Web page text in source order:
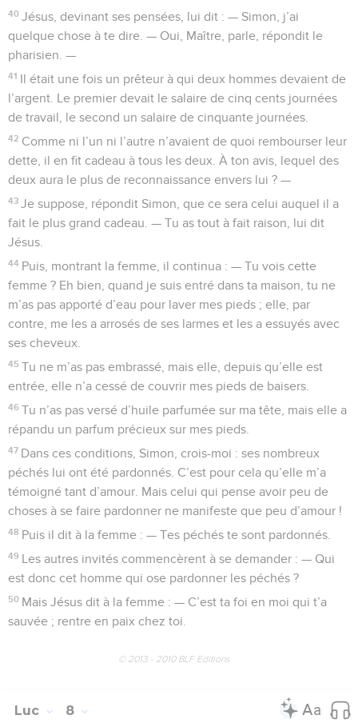
40 Jésus, devinant ses pensées, lui dit : — Simon, j’ai
quelque chose à te dire. — Oui, Maître, parle, répondit le
pharisien. —
41 Il était une fois un prêteur à qui deux hommes devaient de
l’argent. Le premier devait le salaire de cinq cents journées
de travail, le second un salaire de cinquante journées.
42 Comme ni l’un ni l’autre n’avaient de quoi rembourser leur
dette, il en fit cadeau à tous les deux. À ton avis, lequel des
deux aura le plus de reconnaissance envers lui ? —
43 Je suppose, répondit Simon, que ce sera celui auquel il a
fait le plus grand cadeau. — Tu as tout à fait raison, lui dit
Jésus.
44 Puis, montrant la femme, il continua : — Tu vois cette
femme ? Eh bien, quand je suis entré dans ta maison, tu ne
m’as pas apporté d’eau pour laver mes pieds ; elle, par
contre, me les a arrosés de ses larmes et les a essuyés avec
ses cheveux.
45 Tu ne m’as pas embrassé, mais elle, depuis qu’elle est
entrée, elle n’a cessé de couvrir mes pieds de baisers.
46 Tu n’as pas versé d’huile parfumée sur ma tête, mais elle a
répandu un parfum précieux sur mes pieds.
47 Dans ces conditions, Simon, crois-moi : ses nombreux
péchés lui ont été pardonnés. C’est pour cela qu’elle m’a
témoigné tant d’amour. Mais celui qui pense avoir peu de
choses à se faire pardonner ne manifeste que peu d’amour !
48 Puis il dit à la femme : — Tes péchés te sont pardonnés.
49 Les autres invités commencèrent à se demander : — Qui
est donc cet homme qui ose pardonner les péchés ?
50 Mais Jésus dit à la femme : — C’est ta foi en moi qui t’a
sauvée ; rentre en paix chez toi.
© 2013 - 2010 BLF Editions
Luc 8